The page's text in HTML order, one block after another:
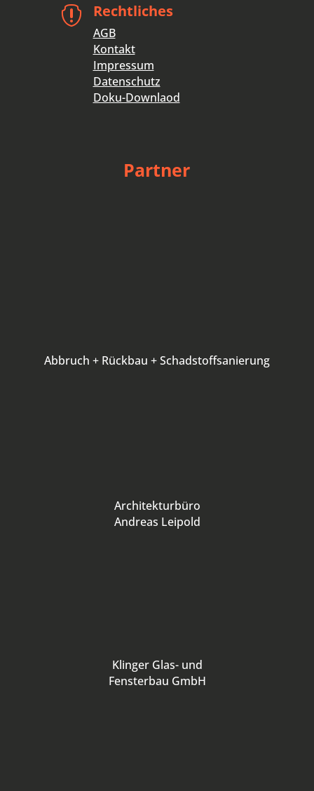
 Rechtliches
AGB
Kontakt
Impressum
Datenschutz
Doku-Downlaod
Partner
Abbruch + Rückbau + Schadstoffsanierung
Architekturbüro
Andreas Leipold
Klinger Glas- und
Fensterbau GmbH